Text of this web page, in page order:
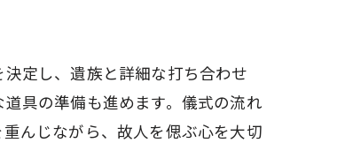
定し、遺族と詳細な打ち合わせ
具の準備も進めます。儀式の流れ
んじながら、故人を偲ぶ心を大切